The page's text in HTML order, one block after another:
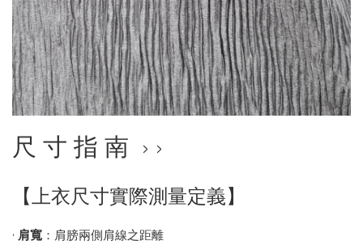
尺 寸 指 南 › ›
【上衣尺寸實際測量定義】
• 肩寬 ：肩膀兩側肩線之距離